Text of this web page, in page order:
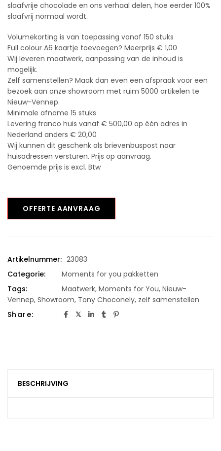
slaafvrije chocolade en ons verhaal delen, hoe eerder 100%
slaafvrij normaal wordt.
Volumekorting is van toepassing vanaf 150 stuks
Full colour A6 kaartje toevoegen? Meerprijs € 1,00
Wij leveren maatwerk, aanpassing van de inhoud is
mogelijk.
Zelf samenstellen? Maak dan even een afspraak voor een
bezoek aan onze showroom met ruim 5000 artikelen te
Nieuw-Vennep.
Minimale afname 15 stuks
Levering franco huis vanaf € 500,00 op één adres in
Nederland anders € 20,00
Wij kunnen dit geschenk als brievenbuspost naar
huisadressen versturen. Prijs op aanvraag.
Genoemde prijs is excl. Btw
OFFERTE AANVRAAG
Artikelnummer: 23083
Categorie:
Moments for you pakketten
Tags:
Maatwerk, Moments for You, Nieuw-
Vennep, Showroom, Tony Choconely, zelf samenstellen
Share:
BESCHRIJVING